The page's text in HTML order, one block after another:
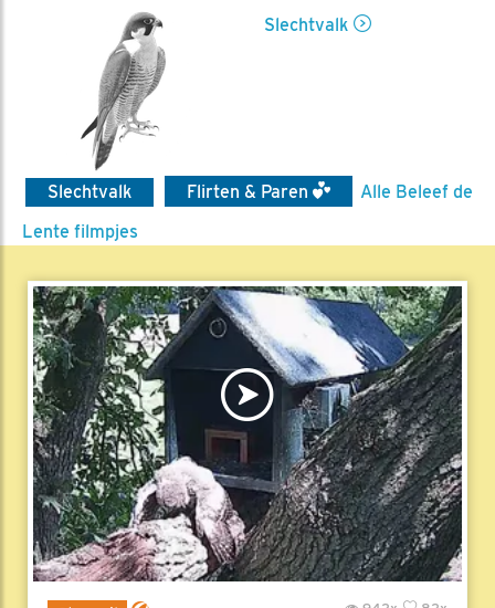
Slechtvalk
Slechtvalk Flirten & Paren
Alle Beleef de
Lente filmpjes